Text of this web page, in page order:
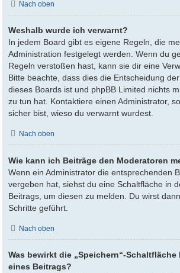
Nach oben
Weshalb wurde ich verwarnt?
In jedem Board gibt es eigene Regeln, die
Administration festgelegt werden. Wenn du
Regeln verstoßen hast, kann sie dir eine
Bitte beachte, dass dies die Entscheidung
dieses Boards ist und phpBB Limited nichts
zu tun hat. Kontaktiere einen Administrator,
sicher bist, wieso du verwarnt wurdest.
Nach oben
Wie kann ich Beiträge den Moderatoren
Wenn ein Administrator die entsprechenden
vergeben hat, siehst du eine Schaltfläche in
Beitrags, um diesen zu melden. Du wirst
Schritte geführt.
Nach oben
Was bewirkt die „Speichern“-Schaltfläche
eines Beitrags?